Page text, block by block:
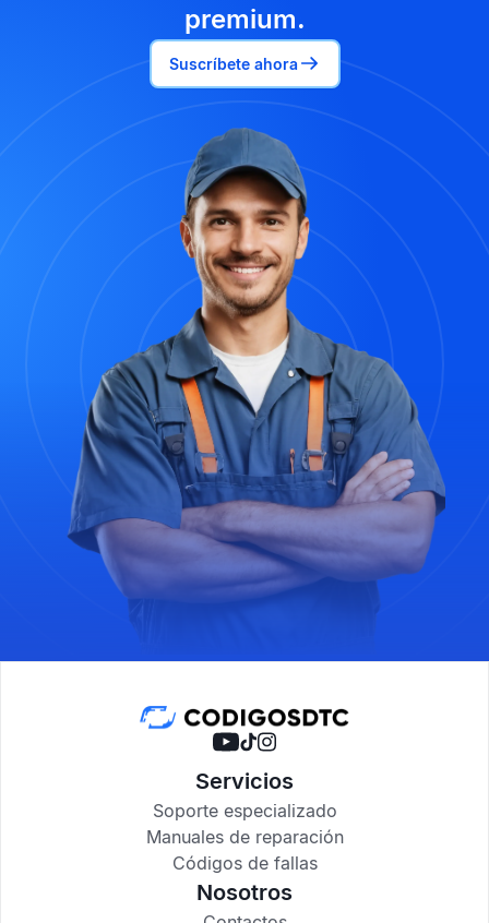
premium.
Suscríbete ahora
Servicios
Soporte especializado
Manuales de reparación
Códigos de fallas
Nosotros